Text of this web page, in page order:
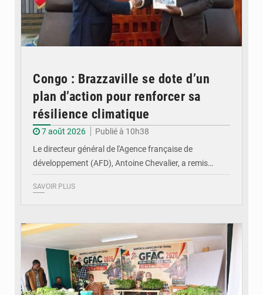
Congo : Brazzaville se dote d’un
plan d’action pour renforcer sa
résilience climatique
7 août 2026
Publié à 10h38
Le directeur général de l'Agence française de
développement (AFD), Antoine Chevalier, a remis…
SAVOIR PLUS